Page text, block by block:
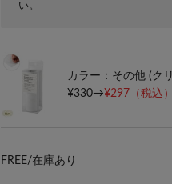
い。
カラー：その他 (ク
¥330→¥297 （税込
FREE/在庫あり